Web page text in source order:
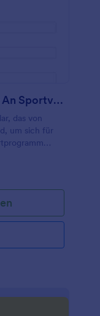
Formular Für Die Teilnahme An Sportveranstaltungen
das von
um sich für